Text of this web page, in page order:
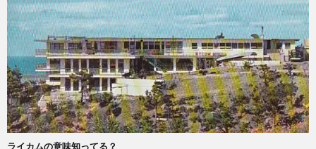
ライカムの意味知ってる？